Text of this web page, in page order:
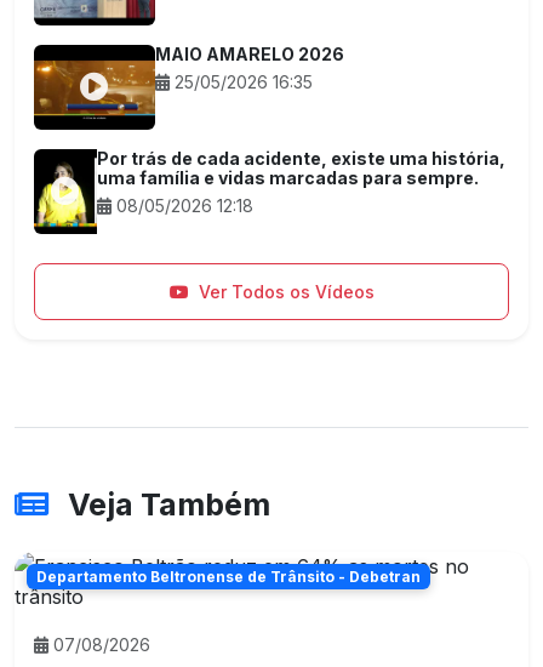
MAIO AMARELO 2026
25/05/2026 16:35
Por trás de cada acidente, existe uma história,
uma família e vidas marcadas para sempre.
08/05/2026 12:18
Ver Todos os Vídeos
Veja Também
Departamento Beltronense de Trânsito - Debetran
07/08/2026